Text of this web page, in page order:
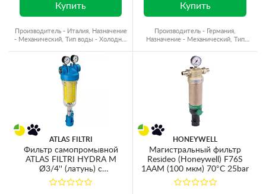
Купить
Производитель - Италия, Назначение
- Механический, Тип воды - Холодная
Купить
Производитель - Германия,
Назначение - Механический, Тип
ATLAS FILTRI
Фильтр самопромывной
ATLAS FILTRI HYDRA M
Ø3/4'' (латунь) c
манометрами + картридж
RLH 90mcr KIT RA6000111
HONEYWELL
Магистральный фильтр
Resideo (Honeywell) F76S
1AAM (100 мкм) 70°C 25bar